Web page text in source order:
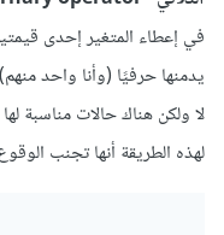
في إعطاء المتغير إحدى
يدمنها حرفيًا (وأنا واحد
لا ولكن هناك حالات مناسبة
لهذه الطريقة أنها تجنب